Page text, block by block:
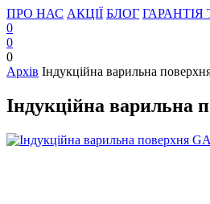
ПРО НАС АКЦІЇ БЛОГ ГАРАНТІЯ
0
0
0
Архів Індукційна варильна
Індукційна варильна